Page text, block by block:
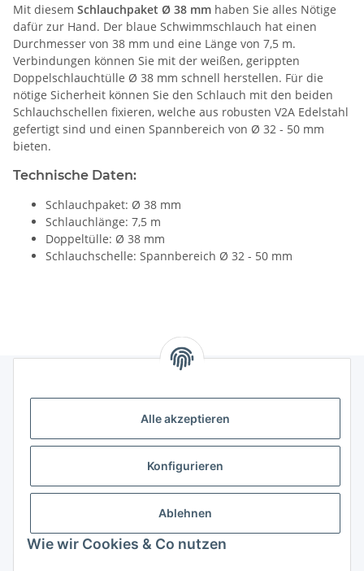
Alle akzeptieren
Konfigurieren
Ablehnen
Wie wir Cookies & Co nutzen
Mit diesem Schlauchpaket Ø 38 mm haben Sie alles Nötige
dafür zur Hand. Der blaue Schwimmschlauch hat einen
Durchmesser von 38 mm und eine Länge von 7,5 m.
Verbindungen können Sie mit der weißen, gerippten
Doppelschlauchtülle Ø 38 mm schnell herstellen. Für die
nötige Sicherheit können Sie den Schlauch mit den beiden
Schlauchschellen fixieren, welche aus robusten V2A Edelstahl
gefertigt sind und einen Spannbereich von Ø 32 - 50 mm
bieten.
Technische Daten:
Schlauchpaket: Ø 38 mm
Schlauchlänge: 7,5 m
Doppeltülle: Ø 38 mm
Schlauchschelle: Spannbereich Ø 32 - 50 mm